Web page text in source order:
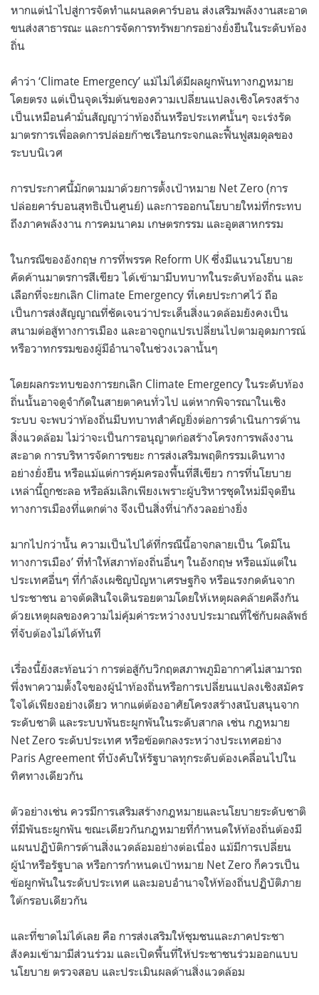
หากแต่นำไปสู่การจัดทำแผนลดคาร์บอน ส่งเสริมพลังงานสะอาด
ขนส่งสาธารณะ และการจัดการทรัพยากรอย่างยั่งยืนในระดับท้อง
ถิ่น
คำว่า ‘Climate Emergency’ แม้ไม่ได้มีผลผูกพันทางกฎหมาย
โดยตรง แต่เป็นจุดเริ่มต้นของความเปลี่ยนแปลงเชิงโครงสร้าง
เป็นเหมือนคำมั่นสัญญาว่าท้องถิ่นหรือประเทศนั้นๆ จะเร่งรัด
มาตรการเพื่อลดการปล่อยก๊าซเรือนกระจกและฟื้นฟูสมดุลของ
ระบบนิเวศ
การประกาศนี้มักตามมาด้วยการตั้งเป้าหมาย Net Zero (การ
ปล่อยคาร์บอนสุทธิเป็นศูนย์) และการออกนโยบายใหม่ที่กระทบ
ถึงภาคพลังงาน การคมนาคม เกษตรกรรม และอุตสาหกรรม
ในกรณีของอังกฤษ การที่พรรค Reform UK ซึ่งมีแนวนโยบาย
คัดค้านมาตรการสีเขียว ได้เข้ามามีบทบาทในระดับท้องถิ่น และ
เลือกที่จะยกเลิก Climate Emergency ที่เคยประกาศไว้ ถือ
เป็นการส่งสัญญาณที่ชัดเจนว่าประเด็นสิ่งแวดล้อมยังคงเป็น
สนามต่อสู้ทางการเมือง และอาจถูกแปรเปลี่ยนไปตามอุดมการณ์
หรือวาทกรรมของผู้มีอำนาจในช่วงเวลานั้นๆ
โดยผลกระทบของการยกเลิก Climate Emergency ในระดับท้อง
ถิ่นนั้นอาจดูจำกัดในสายตาคนทั่วไป แต่หากพิจารณาในเชิง
ระบบ จะพบว่าท้องถิ่นมีบทบาทสำคัญยิ่งต่อการดำเนินการด้าน
สิ่งแวดล้อม ไม่ว่าจะเป็นการอนุญาตก่อสร้างโครงการพลังงาน
สะอาด การบริหารจัดการขยะ การส่งเสริมพฤติกรรมเดินทาง
อย่างยั่งยืน หรือแม้แต่การคุ้มครองพื้นที่สีเขียว การที่นโยบาย
เหล่านี้ถูกชะลอ หรือล้มเลิกเพียงเพราะผู้บริหารชุดใหม่มีจุดยืน
ทางการเมืองที่แตกต่าง จึงเป็นสิ่งที่น่ากังวลอย่างยิ่ง
มากไปกว่านั้น ความเป็นไปได้ที่กรณีนี้อาจกลายเป็น ‘โดมิโน
ทางการเมือง’ ที่ทำให้สภาท้องถิ่นอื่นๆ ในอังกฤษ หรือแม้แต่ใน
ประเทศอื่นๆ ที่กำลังเผชิญปัญหาเศรษฐกิจ หรือแรงกดดันจาก
ประชาชน อาจตัดสินใจเดินรอยตามโดยให้เหตุผลคล้ายคลึงกัน
ด้วยเหตุผลของความไม่คุ้มค่าระหว่างงบประมาณที่ใช้กับผลลัพธ์
ที่จับต้องไม่ได้ทันที
เรื่องนี้ยังสะท้อนว่า การต่อสู้กับวิกฤตสภาพภูมิอากาศไม่สามารถ
พึ่งพาความตั้งใจของผู้นำท้องถิ่นหรือการเปลี่ยนแปลงเชิงสมัคร
ใจได้เพียงอย่างเดียว หากแต่ต้องอาศัยโครงสร้างสนับสนุนจาก
ระดับชาติ และระบบพันธะผูกพันในระดับสากล เช่น กฎหมาย
Net Zero ระดับประเทศ หรือข้อตกลงระหว่างประเทศอย่าง
Paris Agreement ที่บังคับให้รัฐบาลทุกระดับต้องเคลื่อนไปใน
ทิศทางเดียวกัน
ตัวอย่างเช่น ควรมีการเสริมสร้างกฎหมายและนโยบายระดับชาติ
ที่มีพันธะผูกพัน ขณะเดียวกันกฎหมายที่กำหนดให้ท้องถิ่นต้องมี
แผนปฏิบัติการด้านสิ่งแวดล้อมอย่างต่อเนื่อง แม้มีการเปลี่ยน
ผู้นำหรือรัฐบาล หรือการกำหนดเป้าหมาย Net Zero ก็ควรเป็น
ข้อผูกพันในระดับประเทศ และมอบอำนาจให้ท้องถิ่นปฏิบัติภาย
ใต้กรอบเดียวกัน
และที่ขาดไม่ได้เลย คือ การส่งเสริมให้ชุมชนและภาคประชา
สังคมเข้ามามีส่วนร่วม และเปิดพื้นที่ให้ประชาชนร่วมออกแบบ
นโยบาย ตรวจสอบ และประเมินผลด้านสิ่งแวดล้อม